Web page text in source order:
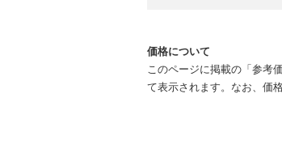
価格について
このページに掲載の「参考
て表示されます。なお、価